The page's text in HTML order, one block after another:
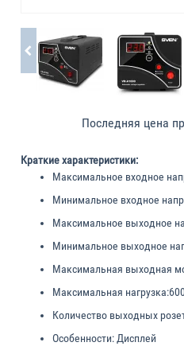
Последняя цена
Краткие характеристики:
Максимальное входное
Минимальное входное
Максимальное выходное
Минимальное выходное
Максимальная выходная
Максимальная нагрузка:
Количество выходных
Особенности: Дисплей